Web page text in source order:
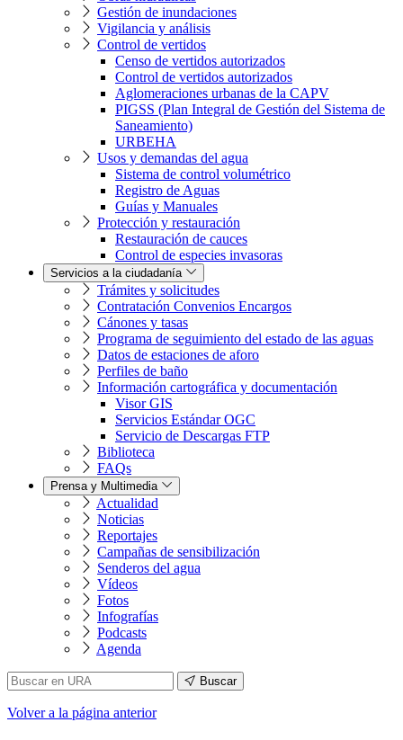
Gestión de inundaciones
Vigilancia y análisis
Control de vertidos
Censo de vertidos autorizados
Control de vertidos autorizados
Aglomeraciones urbanas de la CAPV
PIGSS (Plan Integral de Gestión del Sistema de
Saneamiento)
URBEHA
Usos y demandas del agua
Sistema de control volumétrico
Registro de Aguas
Guías y Manuales
Protección y restauración
Restauración de cauces
Control de especies invasoras
Servicios a la ciudadanía
Trámites y solicitudes
Contratación Convenios Encargos
Cánones y tasas
Programa de seguimiento del estado de las aguas
Datos de estaciones de aforo
Perfiles de baño
Información cartográfica y documentación
Visor GIS
Servicios Estándar OGC
Servicio de Descargas FTP
Biblioteca
FAQs
Prensa y Multimedia
Actualidad
Noticias
Reportajes
Campañas de sensibilización
Senderos del agua
Vídeos
Fotos
Infografías
Podcasts
Agenda
Buscar
Volvera la página anterior